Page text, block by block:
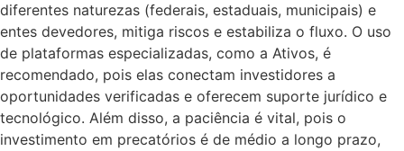
diferentes naturezas (federais, estaduais, municipais) e
entes devedores, mitiga riscos e estabiliza o fluxo. O uso
de plataformas especializadas, como a Ativos, é
recomendado, pois elas conectam investidores a
oportunidades verificadas e oferecem suporte jurídico e
tecnológico. Além disso, a paciência é vital, pois o
investimento em precatórios é de médio a longo prazo,